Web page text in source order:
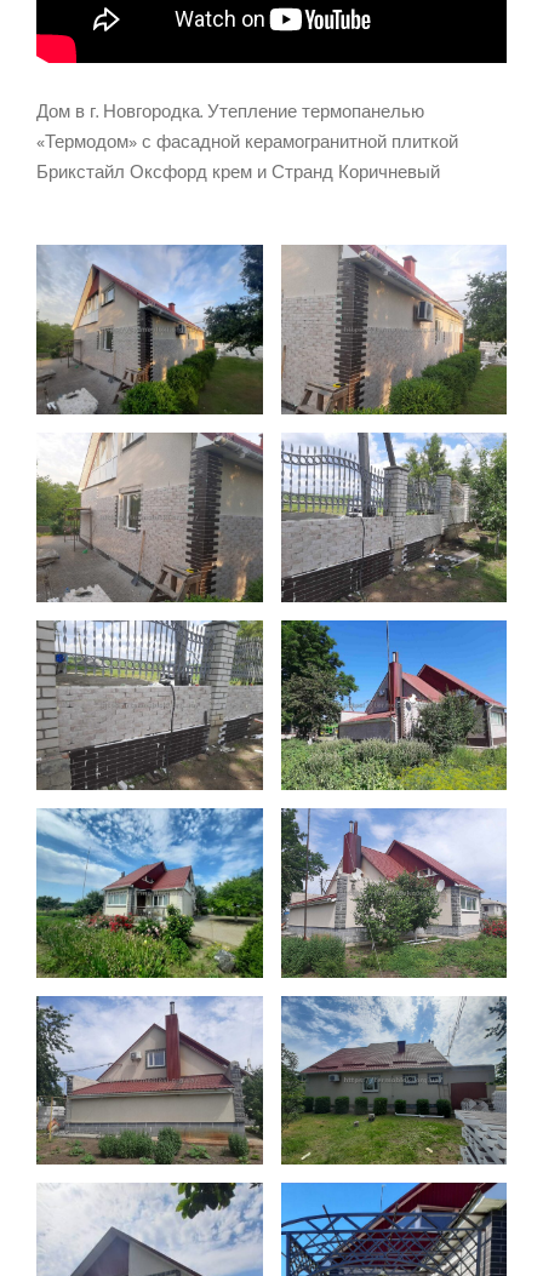
Дом в г. Новгородка. Утепление термопанелью
«Термодом» с фасадной керамогранитной плиткой
Брикстайл Оксфорд крем и Странд Коричневый